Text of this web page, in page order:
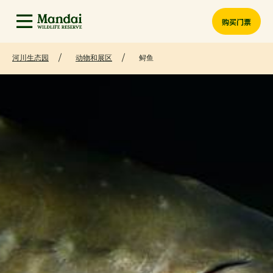
购买门票
河川生态园 动物和展区 鲟鱼